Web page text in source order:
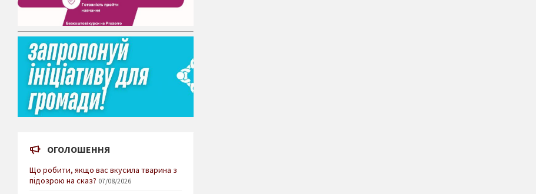
ОГОЛОШЕННЯ
Що робити, якщо вас вкусила тварина з
підозрою на сказ? 07/08/2026